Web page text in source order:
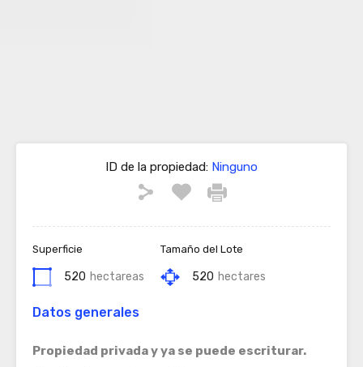
ID de la propiedad: Ninguno
Superficie
520 hectareas
Tamaño del Lote
520 hectares
Datos generales
Propiedad privada y ya se puede escriturar.